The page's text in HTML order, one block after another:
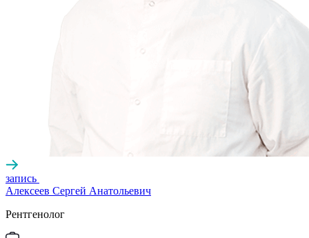
запись
Алексеев Сергей Анатольевич
Рентгенолог